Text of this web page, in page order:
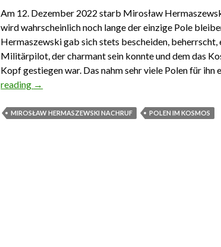
Am 12. Dezember 2022 starb Mirosław
wird wahrscheinlich noch lange der einzige Pole
Hermaszewski gab sich stets bescheiden,
Militärpilot, der charmant sein konnte und dem das
Kopf gestiegen war. Das nahm sehr viele Polen für ihn
reading Genosse Kosmonaut
→
MIROSŁAW HERMASZEWSKI NACHRUF POLEN IM KOSMOS